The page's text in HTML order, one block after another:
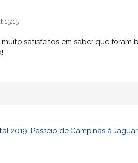
15:15
satisfeitos em saber que foram
2019: Passeio de Campinas à